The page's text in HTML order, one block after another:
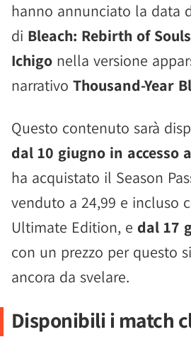
hanno annunciato la data
di Bleach: Rebirth of Souls
Ichigo nella versione
narrativo Thousand-Year
Questo contenuto sarà
dal 10 giugno in accesso
ha acquistato il Season
venduto a 24,99 e incluso
Ultimate Edition, e dal 17
con un prezzo per questo
ancora da svelare.
Disponibili i match